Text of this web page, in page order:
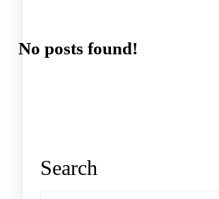
No posts found!
Search